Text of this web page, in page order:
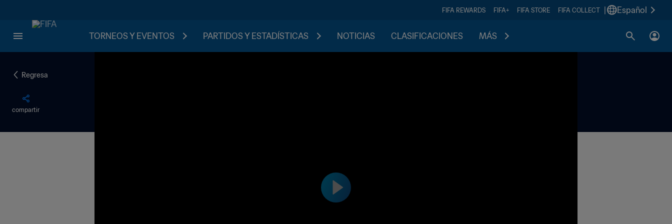
FIFA REWARDS FIFA+ FIFA STORE FIFA COLLECT Español
TORNEOS Y EVENTOS PARTIDOS Y ESTADÍSTICAS NOTICIAS CLASIFICACIONES MÁS
Regresa
compartir